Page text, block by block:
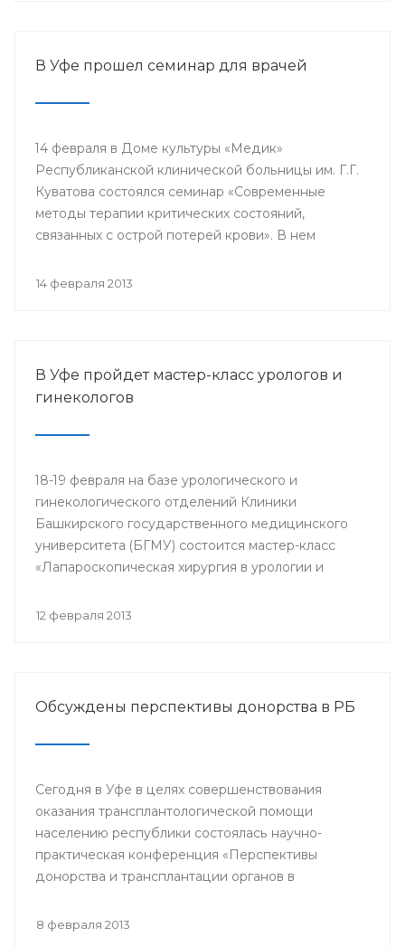
В Уфе прошел семинар для врачей
14 февраля в Доме культуры «Медик»
Республиканской клинической больницы им. Г.Г.
Куватова состоялся семинар «Современные
методы терапии критических состояний,
связанных с острой потерей крови». В нем
лечебной работе, акушеры-гинекологи, хирурги,
14 февраля 2013
В Уфе пройдет мастер-класс урологов и
гинекологов
18-19 февраля на базе урологического и
гинекологического отделений Клиники
Башкирского государственного медицинского
университета (БГМУ) состоится мастер-класс
«Лапароскопическая хирургия в урологии и
врачи урологи, хирурги, онкологи республики, а
12 февраля 2013
Обсуждены перспективы донорства в РБ
Сегодня в Уфе в целях совершенствования
оказания трансплантологической помощи
населению республики состоялась научно-
практическая конференция «Перспективы
донорства и трансплантации органов в
8 февраля 2013